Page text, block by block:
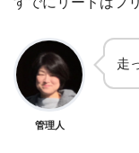
管理人
走